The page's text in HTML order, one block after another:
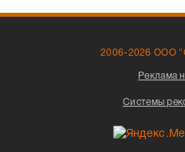
2006-2026 ООО
Реклама
Системы